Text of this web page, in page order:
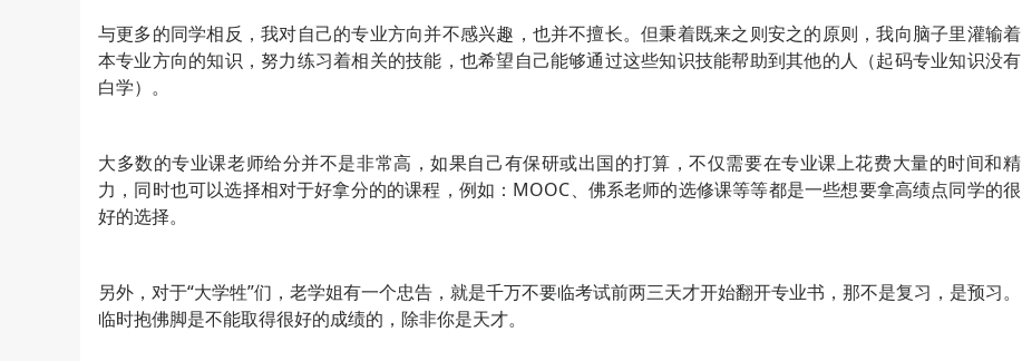
与更多的同学相反，我对自己的专业方向并不感兴趣，也并不擅长。但秉着既来之则安之的原则，我向脑子里灌输着
本专业方向的知识，努力练习着相关的技能，也希望自己能够通过这些知识技能帮助到其他的人（起码专业知识没有
白学）。
大多数的专业课老师给分并不是非常高，如果自己有保研或出国的打算，不仅需要在专业课上花费大量的时间和精
力，同时也可以选择相对于好拿分的的课程，例如：MOOC、佛系老师的选修课等等都是一些想要拿高绩点同学的很
好的选择。
另外，对于“大学牲”们，老学姐有一个忠告，就是千万不要临考试前两三天才开始翻开专业书，那不是复习，是预习。
临时抱佛脚是不能取得很好的成绩的，除非你是天才。